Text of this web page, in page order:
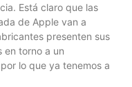
Está claro que las
de Apple van a
presenten sus
en torno a un
lo que ya tenemos a